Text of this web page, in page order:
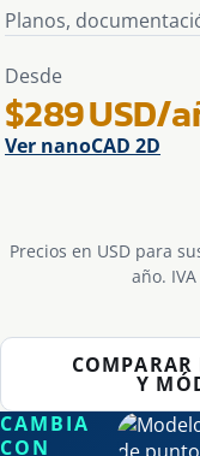
Planos,
Desde
$289 USD/
Ver nanoCAD 2D
Precios en USD para
año.
COMPARAR
Y
CAMBIA
CON